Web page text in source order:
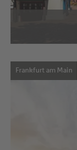
Frankfurt am Main